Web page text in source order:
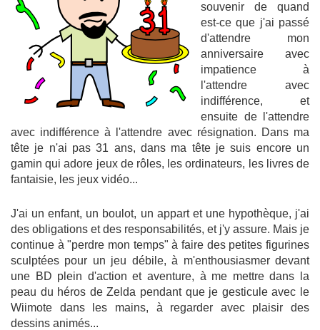
souvenir de quand
est-ce que j'ai passé
d'attendre mon
anniversaire avec
impatience à
l'attendre avec
indifférence, et
ensuite de l'attendre
avec indifférence à l'attendre avec résignation. Dans ma
tête je n'ai pas 31 ans, dans ma tête je suis encore un
gamin qui adore jeux de rôles, les ordinateurs, les livres de
fantaisie, les jeux vidéo...
J'ai un enfant, un boulot, un appart et une hypothèque, j'ai
des obligations et des responsabilités, et j'y assure. Mais je
continue à "perdre mon temps" à faire des petites figurines
sculptées pour un jeu débile, à m'enthousiasmer devant
une BD plein d'action et aventure, à me mettre dans la
peau du héros de Zelda pendant que je gesticule avec le
Wiimote dans les mains, à regarder avec plaisir des
dessins animés...